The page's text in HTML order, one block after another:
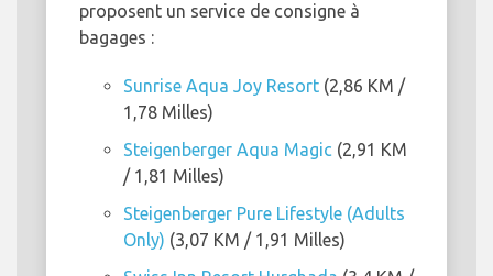
proposent un service de consigne à
bagages :
Sunrise Aqua Joy Resort (2,86 KM /
1,78 Milles)
Steigenberger Aqua Magic (2,91 KM
/ 1,81 Milles)
Steigenberger Pure Lifestyle (Adults
Only) (3,07 KM / 1,91 Milles)